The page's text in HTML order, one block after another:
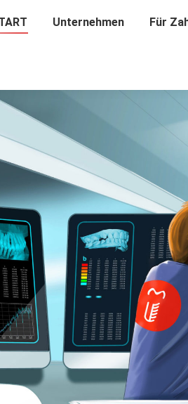
Unternehmen Für
Unternehmen Für